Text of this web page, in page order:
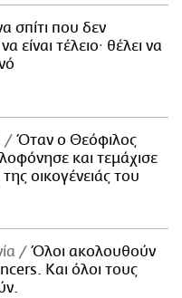
σπίτι που δεν
είναι τέλειο· θέλει να
Όταν ο Θεόφιλος
και τεμάχισε
οικογένειάς του
Όλοι ακολουθούν
Και όλοι τους